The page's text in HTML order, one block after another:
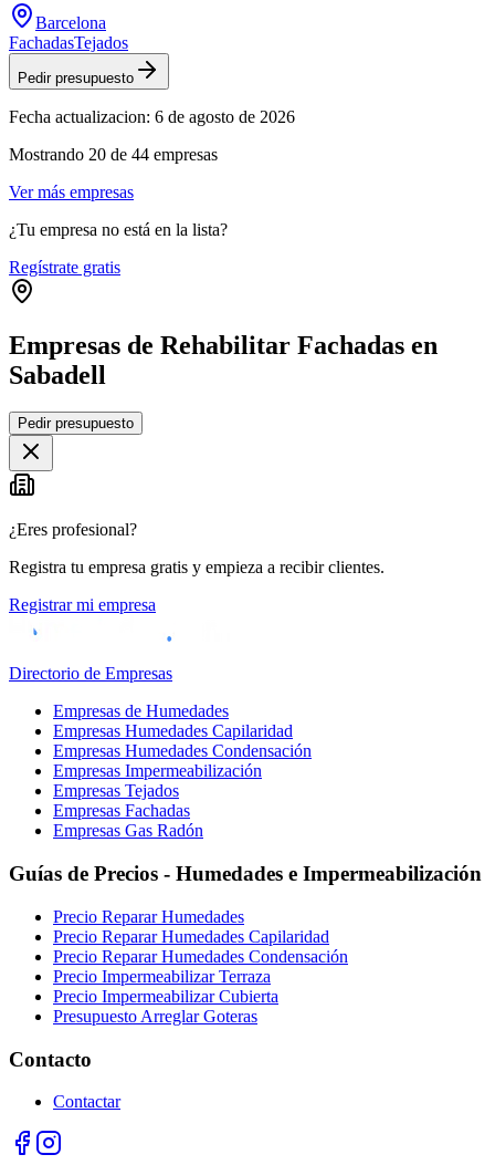
Barcelona
FachadasTejados
Pedir presupuesto
Fecha actualizacion: 6 de agosto de 2026
Mostrando 20 de 44 empresas
Ver más empresas
¿Tu empresa no está en la lista?
Regístrate gratis
Empresas de Rehabilitar Fachadas en
Sabadell
+
−
Pedir presupuesto
¿Eres profesional?
Registra tu empresa gratis y empieza a recibir clientes.
Registrar mi empresa
Directorio de Empresas
Empresas de Humedades
Empresas Humedades Capilaridad
Empresas Humedades Condensación
Empresas Impermeabilización
Empresas Tejados
Empresas Fachadas
Empresas Gas Radón
Guías de Precios - Humedades e Impermeabilización
Precio Reparar Humedades
Precio Reparar Humedades Capilaridad
Precio Reparar Humedades Condensación
Precio Impermeabilizar Terraza
Precio Impermeabilizar Cubierta
Presupuesto Arreglar Goteras
Contacto
Contactar